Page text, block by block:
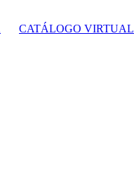
CATÁLOGO VIRTUAL